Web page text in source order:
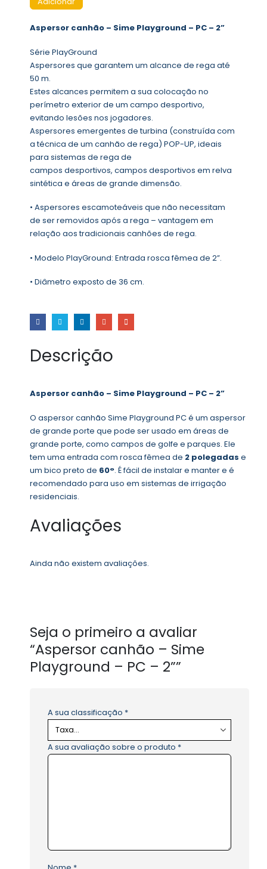
Aspersor canhão – Sime Playground – PC – 2”
Série PlayGround
Aspersores que garantem um alcance de rega até
50 m.
Estes alcances permitem a sua colocação no
perímetro exterior de um campo desportivo,
evitando lesões nos jogadores.
Aspersores emergentes de turbina (construída com
a técnica de um canhão de rega) POP-UP, ideais
para sistemas de rega de
campos desportivos, campos desportivos em relva
sintética e áreas de grande dimensão.
• Aspersores escamoteáveis que não necessitam
de ser removidos após a rega – vantagem em
relação aos tradicionais canhões de rega.
• Modelo PlayGround: Entrada rosca fêmea de 2”.
• Diâmetro exposto de 36 cm.
Descrição
Aspersor canhão – Sime Playground – PC – 2”
O aspersor canhão Sime Playground PC é um aspersor
de grande porte que pode ser usado em áreas de
grande porte, como campos de golfe e parques. Ele
tem uma entrada com rosca fêmea de 2 polegadas e
um bico preto de 60°. É fácil de instalar e manter e é
recomendado para uso em sistemas de irrigação
residenciais.
Avaliações
Ainda não existem avaliações.
Seja o primeiro a avaliar
“Aspersor canhão – Sime
Playground – PC – 2””
A sua classificação *
A sua avaliação sobre o produto *